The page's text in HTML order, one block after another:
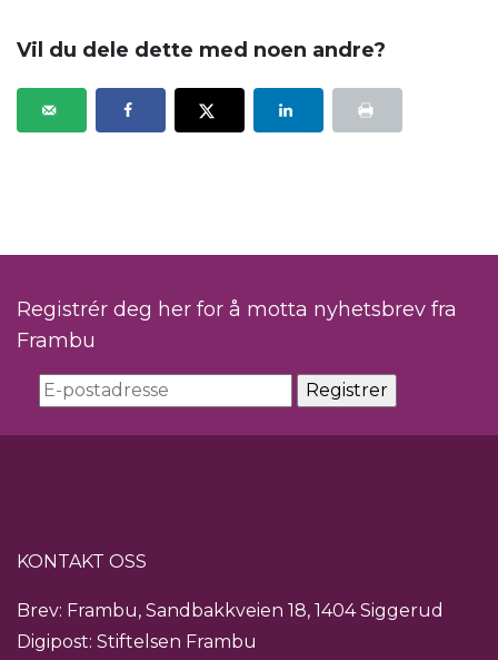
Vil du dele dette med noen andre?
Registrér deg her for å motta nyhetsbrev fra
Frambu
KONTAKT OSS
Brev: Frambu, Sandbakkveien 18, 1404 Siggerud
Digipost: Stiftelsen Frambu